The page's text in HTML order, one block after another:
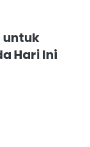
untuk
Hari Ini